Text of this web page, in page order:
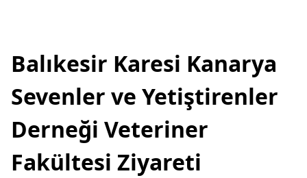
Balıkesir Karesi Kanarya
Sevenler ve Yetiştirenler
Derneği Veteriner
Fakültesi Ziyareti